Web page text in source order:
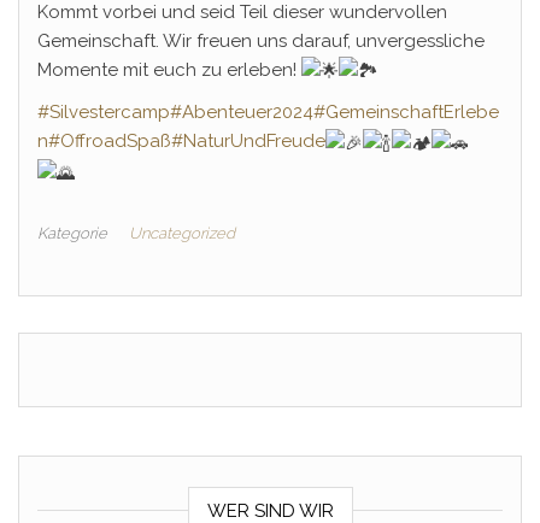
Kommt vorbei und seid Teil dieser wundervollen
Gemeinschaft. Wir freuen uns darauf, unvergessliche
Momente mit euch zu erleben!
#Silvestercamp#Abenteuer2024#GemeinschaftErlebe
n#OffroadSpaß#NaturUndFreude
Kategorie Uncategorized
WER SIND WIR